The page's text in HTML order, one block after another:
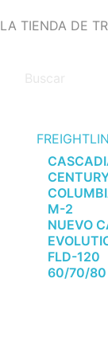
LA TIENDA DE
M-2
NUEVO
FLD-120
60/70/80